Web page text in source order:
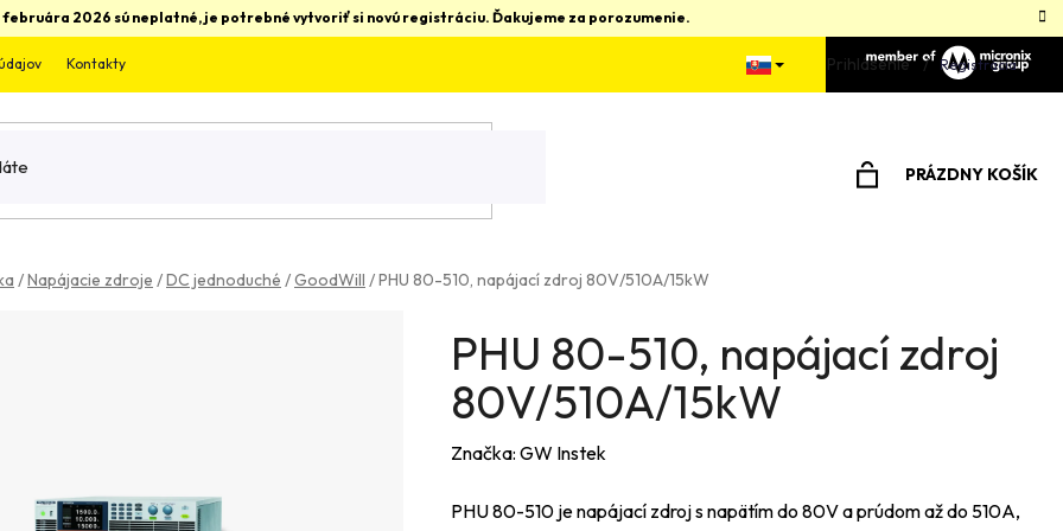
2026 sú neplatné, je potrebné vytvoriť si novú registráciu. Ďakujeme za porozumenie.
Kontakty Prihlásenie Registrácia
PRÁZDNY KOŠÍK
/Napájacie zdroje /DC jednoduché /GoodWill /PHU 80-510, napájací zdroj 80V/510A/15kW
PHU 80-510, napájací zdroj
80V/510A/15kW
Značka: GW Instek
PHU 80-510 je napájací zdroj s napätím do 80V a prúdom až do 510A,